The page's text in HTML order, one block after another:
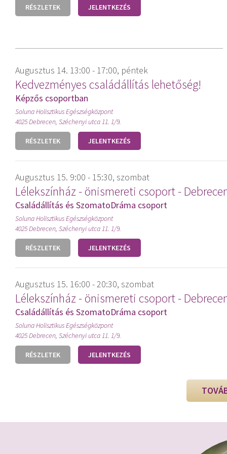
RÉSZLETEK JELENTKEZÉS
Augusztus 14. 13:00 - 17:00, péntek
Kedvezményes családállítás lehetőség!
Képzős csoportban
Soluna Holisztikus Egészségközpont
4025 Debrecen, Széchenyi utca 11. 1/9.
RÉSZLETEK JELENTKEZÉS
Augusztus 15. 9:00 - 15:30, szombat
Lélekszínház - önismereti csoport -
Családállítás és SzomatoDráma csoport
Soluna Holisztikus Egészségközpont
4025 Debrecen, Széchenyi utca 11. 1/9.
RÉSZLETEK JELENTKEZÉS
Augusztus 15. 16:00 - 20:30, szombat
Lélekszínház - önismereti csoport -
Családállítás és SzomatoDráma csoport
Soluna Holisztikus Egészségközpont
4025 Debrecen, Széchenyi utca 11. 1/9.
RÉSZLETEK JELENTKEZÉS